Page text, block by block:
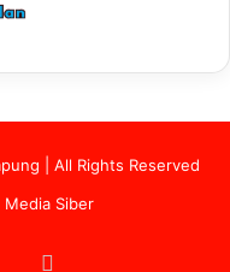
| All Rights Reserved
Media Siber
YouTube